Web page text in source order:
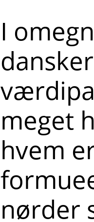
I
meget
hvem
nørder